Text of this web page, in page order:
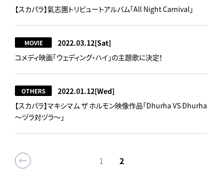
【スカパラ】氣志團トリビュートアルバム「All Night Carnival」
MOVIE 2022.03.12[Sat]
コメディ映画「ウェディング・ハイ」の主題歌に決定！
OTHERS 2022.01.12[Wed]
【スカパラ】マキシマム ザ ホルモン映像作品「Dhurha VS Dhurha
～ヅラ対ヅラ～」
1 2